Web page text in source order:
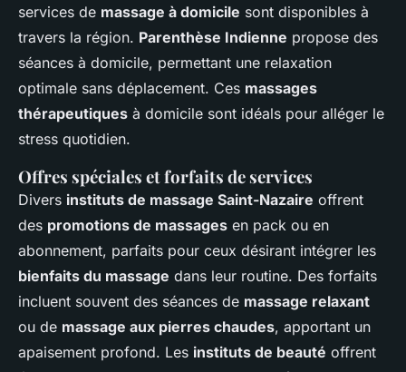
services de massage à domicile sont disponibles à
travers la région. Parenthèse Indienne propose des
séances à domicile, permettant une relaxation
optimale sans déplacement. Ces massages
thérapeutiques à domicile sont idéals pour alléger le
stress quotidien.
Offres spéciales et forfaits de services
Divers instituts de massage Saint-Nazaire offrent
des promotions de massages en pack ou en
abonnement, parfaits pour ceux désirant intégrer les
bienfaits du massage dans leur routine. Des forfaits
incluent souvent des séances de massage relaxant
ou de massage aux pierres chaudes, apportant un
apaisement profond. Les instituts de beauté offrent